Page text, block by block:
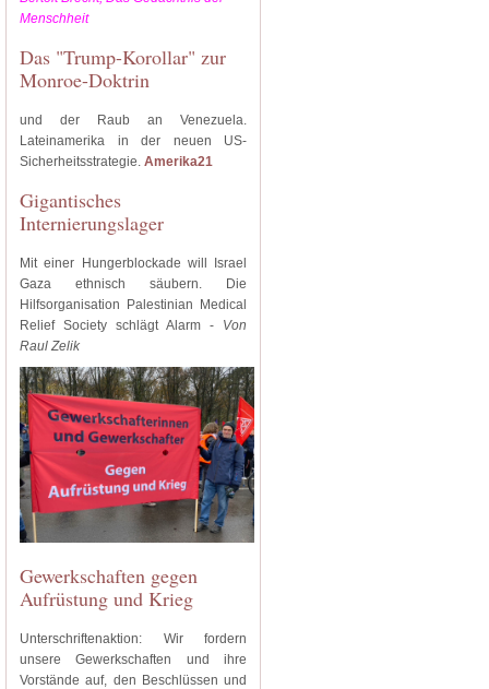
Menschheit
Das "Trump-Korollar" zur
Monroe-Doktrin
und der Raub an Venezuela.
Lateinamerika in der neuen US-
Sicherheitsstrategie. Amerika21
Gigantisches
Internierungslager
Mit einer Hungerblockade will Israel
Gaza ethnisch säubern. Die
Hilfsorganisation Palestinian Medical
Relief Society schlägt Alarm - Von
Raul Zelik
Gewerkschaften gegen
Aufrüstung und Krieg
Unterschriftenaktion: Wir fordern
unsere Gewerkschaften und ihre
Vorstände auf, den Beschlüssen und